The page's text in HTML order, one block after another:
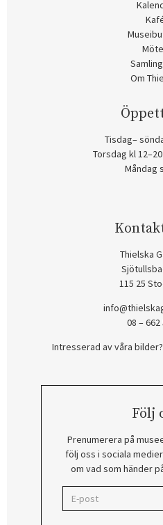
Om
Tisdag–
Torsdag kl
Måndag
Thielska
115 25
08 – 662
Intresserad av våra
Följ
Prenumerera på
följ oss i sociala
om vad som händer